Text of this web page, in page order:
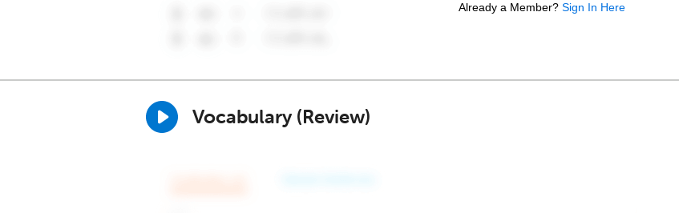
Already a Member? Sign In Here
Vocabulary (Review)